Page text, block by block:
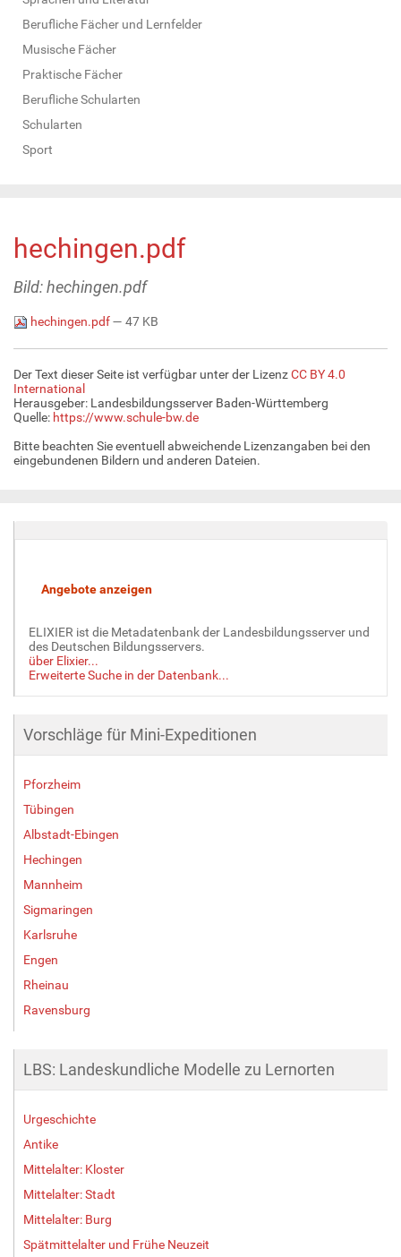
Berufliche Fächer und Lernfelder
Musische Fächer
Praktische Fächer
Berufliche Schularten
Schularten
Sport
hechingen.pdf
Bild: hechingen.pdf
hechingen.pdf— 47 KB
Der Text dieser Seite ist verfügbar unter der LizenzCC BY 4.0
International
Herausgeber: Landesbildungsserver Baden-Württemberg
Quelle: https://www.schule-bw.de
Bitte beachten Sie eventuell abweichende Lizenzangaben bei den
eingebundenen Bildern und anderen Dateien.
ELIXIER ist die Metadatenbank der Landesbildungsserver und
des Deutschen Bildungsservers.
über Elixier...
Erweiterte Suche in der Datenbank...
Vorschläge für Mini-Expeditionen
Pforzheim
Tübingen
Albstadt-Ebingen
Hechingen
Mannheim
Sigmaringen
Karlsruhe
Engen
Rheinau
Ravensburg
LBS: Landeskundliche Modelle zu Lernorten
Urgeschichte
Antike
Mittelalter: Kloster
Mittelalter: Stadt
Mittelalter: Burg
Spätmittelalter und Frühe Neuzeit